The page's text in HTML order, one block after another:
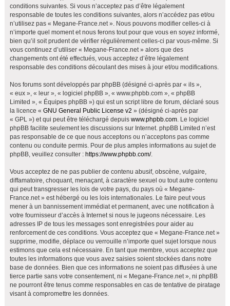
conditions suivantes. Si vous n’acceptez pas d’être légalement
responsable de toutes les conditions suivantes, alors n’accédez pas et/ou
n’utilisez pas « Megane-France.net ». Nous pouvons modifier celles-ci à
n’importe quel moment et nous ferons tout pour que vous en soyez informé,
bien qu’il soit prudent de vérifier régulièrement celles-ci par vous-même. Si
vous continuez d’utiliser « Megane-France.net » alors que des
changements ont été effectués, vous acceptez d’être légalement
responsable des conditions découlant des mises à jour et/ou modifications.
Nos forums sont développés par phpBB (désigné ci-après par « ils »,
« eux », « leur », « logiciel phpBB », « www.phpbb.com », « phpBB
Limited », « Équipes phpBB ») qui est un script libre de forum, déclaré sous
la licence « GNU General Public License v2 » (désigné ci-après par
« GPL ») et qui peut être téléchargé depuis www.phpbb.com. Le logiciel
phpBB facilite seulement les discussions sur Internet. phpBB Limited n’est
pas responsable de ce que nous acceptons ou n’acceptons pas comme
contenu ou conduite permis. Pour de plus amples informations au sujet de
phpBB, veuillez consulter : https://www.phpbb.com/.
Vous acceptez de ne pas publier de contenu abusif, obscène, vulgaire,
diffamatoire, choquant, menaçant, à caractère sexuel ou tout autre contenu
qui peut transgresser les lois de votre pays, du pays où « Megane-
France.net » est hébergé ou les lois internationales. Le faire peut vous
mener à un bannissement immédiat et permanent, avec une notification à
votre fournisseur d’accès à Internet si nous le jugeons nécessaire. Les
adresses IP de tous les messages sont enregistrées pour aider au
renforcement de ces conditions. Vous acceptez que « Megane-France.net »
supprime, modifie, déplace ou verrouille n’importe quel sujet lorsque nous
estimons que cela est nécessaire. En tant que membre, vous acceptez que
toutes les informations que vous avez saisies soient stockées dans notre
base de données. Bien que ces informations ne soient pas diffusées à une
tierce partie sans votre consentement, ni « Megane-France.net », ni phpBB
ne pourront être tenus comme responsables en cas de tentative de piratage
visant à compromettre les données.